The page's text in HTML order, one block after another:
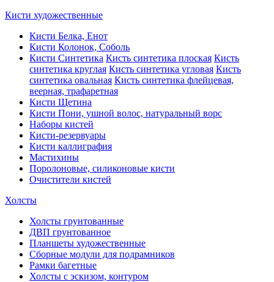
Кисти художественные
Кисти Белка, Енот
Кисти Колонок, Соболь
Кисти Синтетика Кисть синтетика плоская Кисть
синтетика круглая Кисть синтетика угловая Кисть
синтетика овальная Кисть синтетика флейцевая,
веерная, трафаретная
Кисти Щетина
Кисти Пони, ушной волос, натуральный ворс
Наборы кистей
Кисти-резервуары
Кисти каллиграфия
Мастихины
Поролоновые, силиконовые кисти
Очистители кистей
Холсты
Холсты грунтованные
ДВП грунтованное
Планшеты художественные
Сборные модули для подрамников
Рамки багетные
Холсты c эскизом, контуром